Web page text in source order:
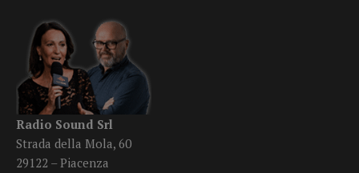
Radio Sound Srl
Strada della Mola, 60
29122 – Piacenza